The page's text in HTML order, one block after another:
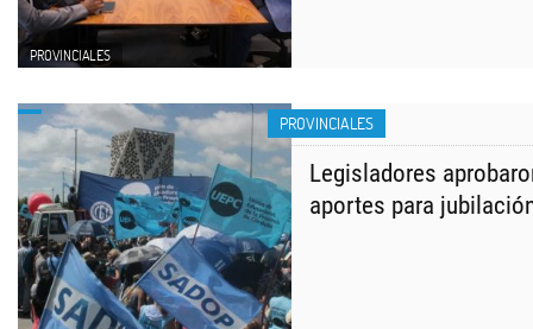
PROVINCIALES
PROVINCIALES
Legisladores
aportes para